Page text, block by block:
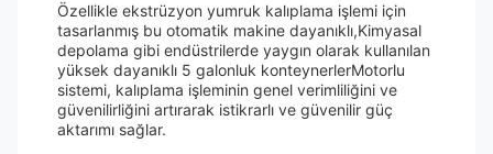
Özellikle ekstrüzyon yumruk kalıplama işlemi için
tasarlanmış bu otomatik makine dayanıklı,Kimyasal
depolama gibi endüstrilerde yaygın olarak kullanılan
yüksek dayanıklı 5 galonluk konteynerlerMotorlu
sistemi, kalıplama işleminin genel verimliliğini ve
güvenilirliğini artırarak istikrarlı ve güvenilir güç
aktarımı sağlar.